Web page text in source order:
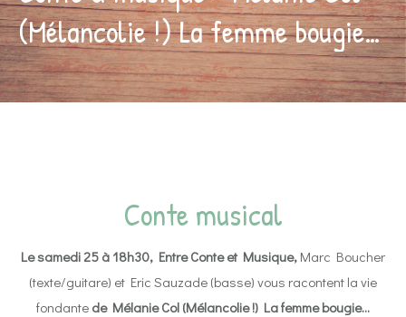
(Mélancolie !) La femme bougie…
Conte musical
Le samedi 25 à 18h30, Entre Conte et Musique, Marc Boucher
(texte/guitare) et Eric Sauzade (basse) vous racontent la vie
fondante deMélanie Col (Mélancolie !) La femme bougie…